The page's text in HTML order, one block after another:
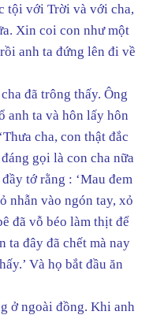
tội với Trời và với cha,
Xin coi con như một
anh ta đứng lên đi về
đã trông thấy. Ông
anh ta và hôn lấy hôn
cha, con thật đắc
gọi là con cha nữa
tớ rằng : ‘Mau đem
nhẫn vào ngón tay, xỏ
đã vỗ béo làm thịt để
ta đây đã chết mà nay
Và họ bắt đầu ăn
ở ngoài đồng. Khi anh